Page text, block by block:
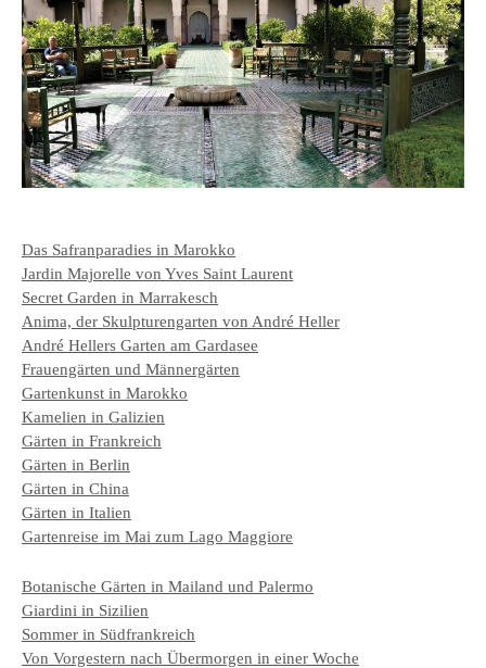
Das Safranparadies in Marokko
Jardin Majorelle von Yves Saint Laurent
Secret Garden in Marrakesch
Anima, der Skulpturengarten von André Heller
André Hellers Garten am Gardasee
Frauengärten und Männergärten
Gartenkunst in Marokko
Kamelien in Galizien
Gärten in Frankreich
Gärten in Berlin
Gärten in China
Gärten in Italien
Gartenreise im Mai zum Lago Maggiore
Botanische Gärten in Mailand und Palermo
Giardini in Sizilien
Sommer in Südfrankreich
Von Vorgestern nach Übermorgen in einer Woche